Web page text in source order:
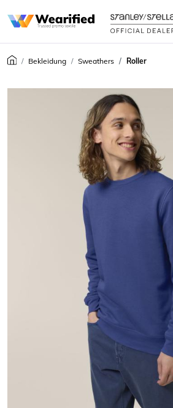
Bekleidung Sweathers Roller